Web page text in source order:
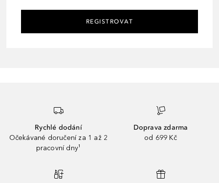
REGISTROVAT
Rychlé dodání
Očekávané doručení za 1 až 2
pracovní dny¹
Doprava zdarma
od 699 Kč